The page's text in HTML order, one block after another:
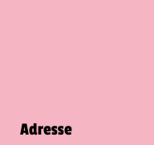
Adresse